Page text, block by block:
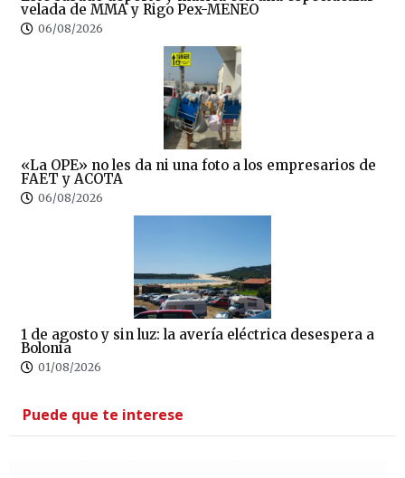
velada de MMA y Rigo Pex-MENEO
06/08/2026
«La OPE» no les da ni una foto a los empresarios de
FAET y ACOTA
06/08/2026
1 de agosto y sin luz: la avería eléctrica desespera a
Bolonia
01/08/2026
Puede que te interese